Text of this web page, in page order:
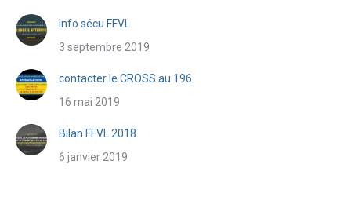
Info sécu FFVL
3 septembre 2019
contacter le CROSS au 196
16 mai 2019
Bilan FFVL 2018
6 janvier 2019